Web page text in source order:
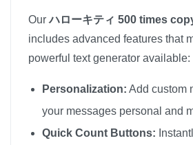
ハローキティ
ハローキティ
ハローキティ
ハローキティ
Ourハローキティ 500 times
includes advanced features that
powerful text generator available:
Personalization: Add custom
your messages personal and
Quick Count Buttons: